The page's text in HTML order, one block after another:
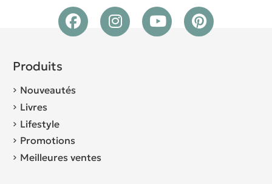
Produits
Nouveautés
Livres
Lifestyle
Promotions
Meilleures ventes